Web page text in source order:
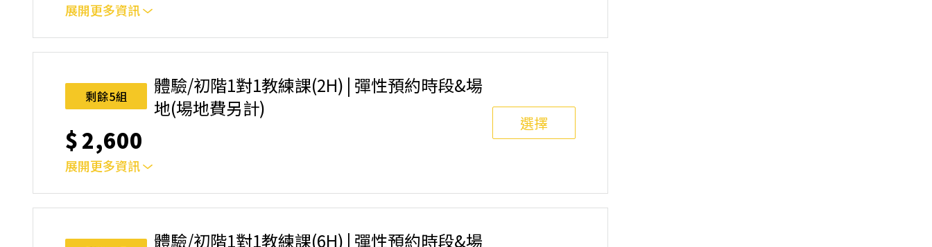
展開更多資訊
上課地點：台中市東區環中東路五段52號(西雅圖室內匹克球俱樂部)⚠️ 報名前請先參閱【報名與課程異
剩餘5組
體驗/初階1對1教練課(2H) | 彈性預約時段&場
地(場地費另計)
$2,600
展開更多資訊
選擇
彈性預約時段&場地(場地費另計)⚠️ 報名前請先參閱【報名與課程異動規則】，報名後視為您已同意上述
體驗/初階1對1教練課(6H) | 彈性預約時段&場